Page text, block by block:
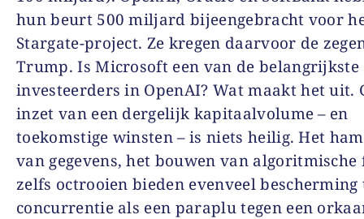
hun beurt 500 miljard bijeengebracht voor
Stargate-project. Ze kregen daarvoor de
Trump. Is Microsoft een van de belangrijkste
investeerders in OpenAI? Wat maakt het uit.
inzet van een dergelijk kapitaalvolume – en
toekomstige winsten – is niets heilig. Het
van gegevens, het bouwen van
zelfs octrooien bieden evenveel bescherming
concurrentie als een paraplu tegen een